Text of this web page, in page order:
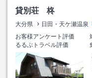
貸別荘 柊
大分県 日田・天ケ瀬温泉
お客様アンケート評価
るるぶトラベル評価